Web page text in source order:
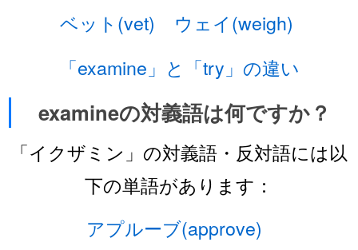
ベット(vet)
ウェイ(weigh)
「examine」と「try」の違い
examineの対義語は何ですか？
「イクザミン」の対義語・反対語には以
下の単語があります：
アプルーブ(approve)